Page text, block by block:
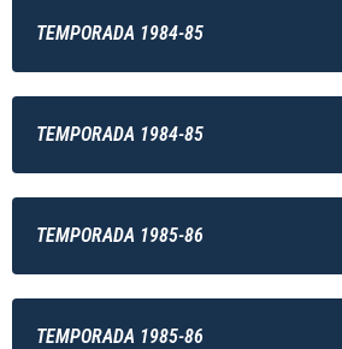
TEMPORADA 1984-85
TEMPORADA 1984-85
TEMPORADA 1985-86
TEMPORADA 1985-86